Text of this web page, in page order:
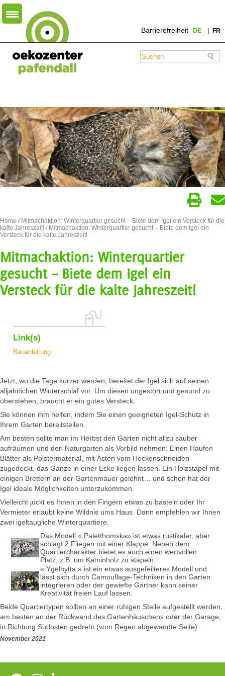
Barrierefreiheit DE FR
Home / Mitmachaktion: Winterquartier gesucht – Biete dem Igel ein Versteck für die
kalte Jahreszeit! / Mitmachaktion: Winterquartier gesucht – Biete dem Igel ein
Versteck für die kalte Jahreszeit!
Mitmachaktion: Winterquartier
gesucht – Biete dem Igel ein
Versteck für die kalte Jahreszeit!
Link(s)
Bauanleitung
Jetzt, wo die Tage kürzer werden, bereitet der Igel sich auf seinen
alljährlichen Winterschlaf vor. Um diesen ungestört und gesund zu
überstehen, braucht er ein gutes Versteck.
Sie können ihm helfen, indem Sie einen geeigneten Igel-Schutz in
Ihrem Garten bereitstellen.
Am besten sollte man im Herbst den Garten nicht allzu sauber
aufräumen und den Naturgarten als Vorbild nehmen: Einen Haufen
Blätter als Polstermaterial, mit Ästen vom Heckenschneiden
zugedeckt, das Ganze in einer Ecke liegen lassen. Ein Holzstapel mit
einigen Brettern an der Gartenmauer gelehnt… und schon hat der
Igel ideale Möglichkeiten unterzukommen.
Vielleicht juckt es Ihnen in den Fingern etwas zu basteln oder Ihr
Vermieter erlaubt keine Wildnis ums Haus. Dann empfehlen wir Ihnen
zwei igeltaugliche Winterquartiere.
Das Modell « Paletthomska» ist etwas rustikaler, aber
schlägt 2 Fliegen mit einer Klappe: Neben dem
Quartiercharakter bietet es auch einen wertvollen
Platz, z.B: um Kaminholz zu stapeln…
« Ygelhytta » ist ein etwas ausgefeilteres Modell und
lässt sich durch Camouflage-Techniken in den Garten
integrieren oder der gewiefte Gärtner kann seiner
Kreativität freien Lauf lassen.
Beide Quartiertypen sollten an einer ruhigen Stelle aufgestellt werden,
am besten an der Rückwand des Gartenhäuschens oder der Garage,
in Richtung Südosten gedreht (vom Regen abgewandte Seite).
November 2021